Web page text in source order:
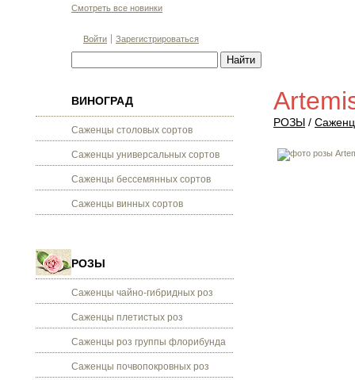
Смотреть все новинки
Войти Зарегистрироваться
ВИНОГРАД
Саженцы столовых сортов
Саженцы универсальных сортов
Саженцы бессемянных сортов
Саженцы винных сортов
РОЗЫ
Саженцы чайно-гибридных роз
Саженцы плетистых роз
Саженцы роз группы флорибунда
Саженцы почвопокровных роз
РОЗЫ /